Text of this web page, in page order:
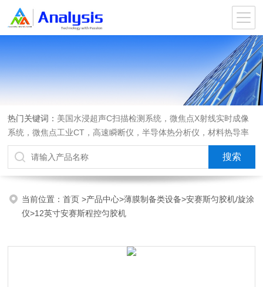
热门关键词： 美国水浸超声C扫描检测系统，微焦点X射线实时成像
系统，微焦点工业CT，高速瞬断仪，半导体热分析仪，材料热导率
测试仪，材料热膨胀系数测试仪，进口离心机，可编程匀胶机烤胶机
热板，光弹仪应力双折射仪
当前位置：首页>产品中心>薄膜制备类设备>安赛斯匀胶机/旋涂
仪>12英寸安赛斯程控匀胶机